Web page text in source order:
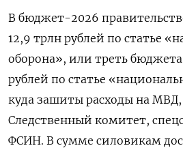
В бюджет-2026
12,9 трлн рублей по статье
оборона», или треть
рублей по статье
куда зашиты расходы на
Следственный комитет,
ФСИН. В сумме силовикам